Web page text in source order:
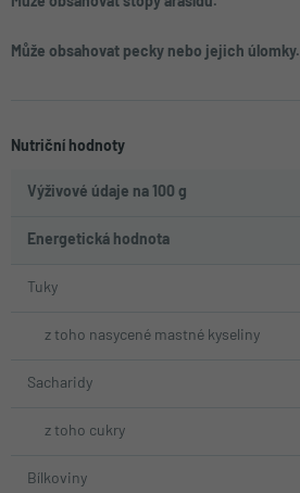
Může obsahovat pecky nebo jejich úlomky.
Nutriční hodnoty
Výživové údaje na 100 g
Energetická hodnota
Tuky
z toho nasycené mastné kyseliny
Sacharidy
z toho cukry
Bílkoviny